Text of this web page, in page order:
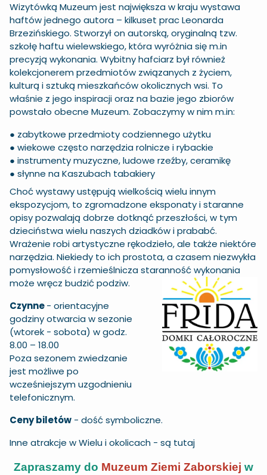
Wizytówką Muzeum jest największa w kraju wystawa
haftów jednego autora – kilkuset prac Leonarda
Brzezińskiego. Stworzył on autorską, oryginalną tzw.
szkołę haftu wielewskiego, która wyróżnia się m.in
precyzją wykonania. Wybitny hafciarz był również
kolekcjonerem przedmiotów związanych z życiem,
kulturą i sztuką mieszkańców okolicznych wsi. To
właśnie z jego inspiracji oraz na bazie jego zbiorów
powstało obecne Muzeum. Zobaczymy w nim m.in:
● zabytkowe przedmioty codziennego użytku
● wiekowe często narzędzia rolnicze i rybackie
● instrumenty muzyczne, ludowe rzeźby, ceramikę
● słynne na Kaszubach tabakiery
Choć wystawy ustępują wielkością wielu innym
ekspozycjom, to zgromadzone eksponaty i staranne
opisy pozwalają dobrze dotknąć przeszłości, w tym
dzieciństwa wielu naszych dziadków i prababć.
Wrażenie robi artystyczne rękodzieło, ale także niektóre
narzędzia. Niekiedy to ich prostota, a czasem niezwykła
pomysłowość i rzemieślnicza staranność wykonania
może wręcz budzić podziw.
Czynne- orientacyjne
godziny otwarcia w sezonie
(wtorek - sobota) w godz.
8.00 – 18.00
Poza sezonem zwiedzanie
jest możliwe po
wcześniejszym uzgodnieniu
telefonicznym.
Ceny biletów - dość symboliczne.
Inne atrakcje w Wielu i okolicach - są tutaj
Zapraszamy do Muzeum Ziemi Zaborskiej w